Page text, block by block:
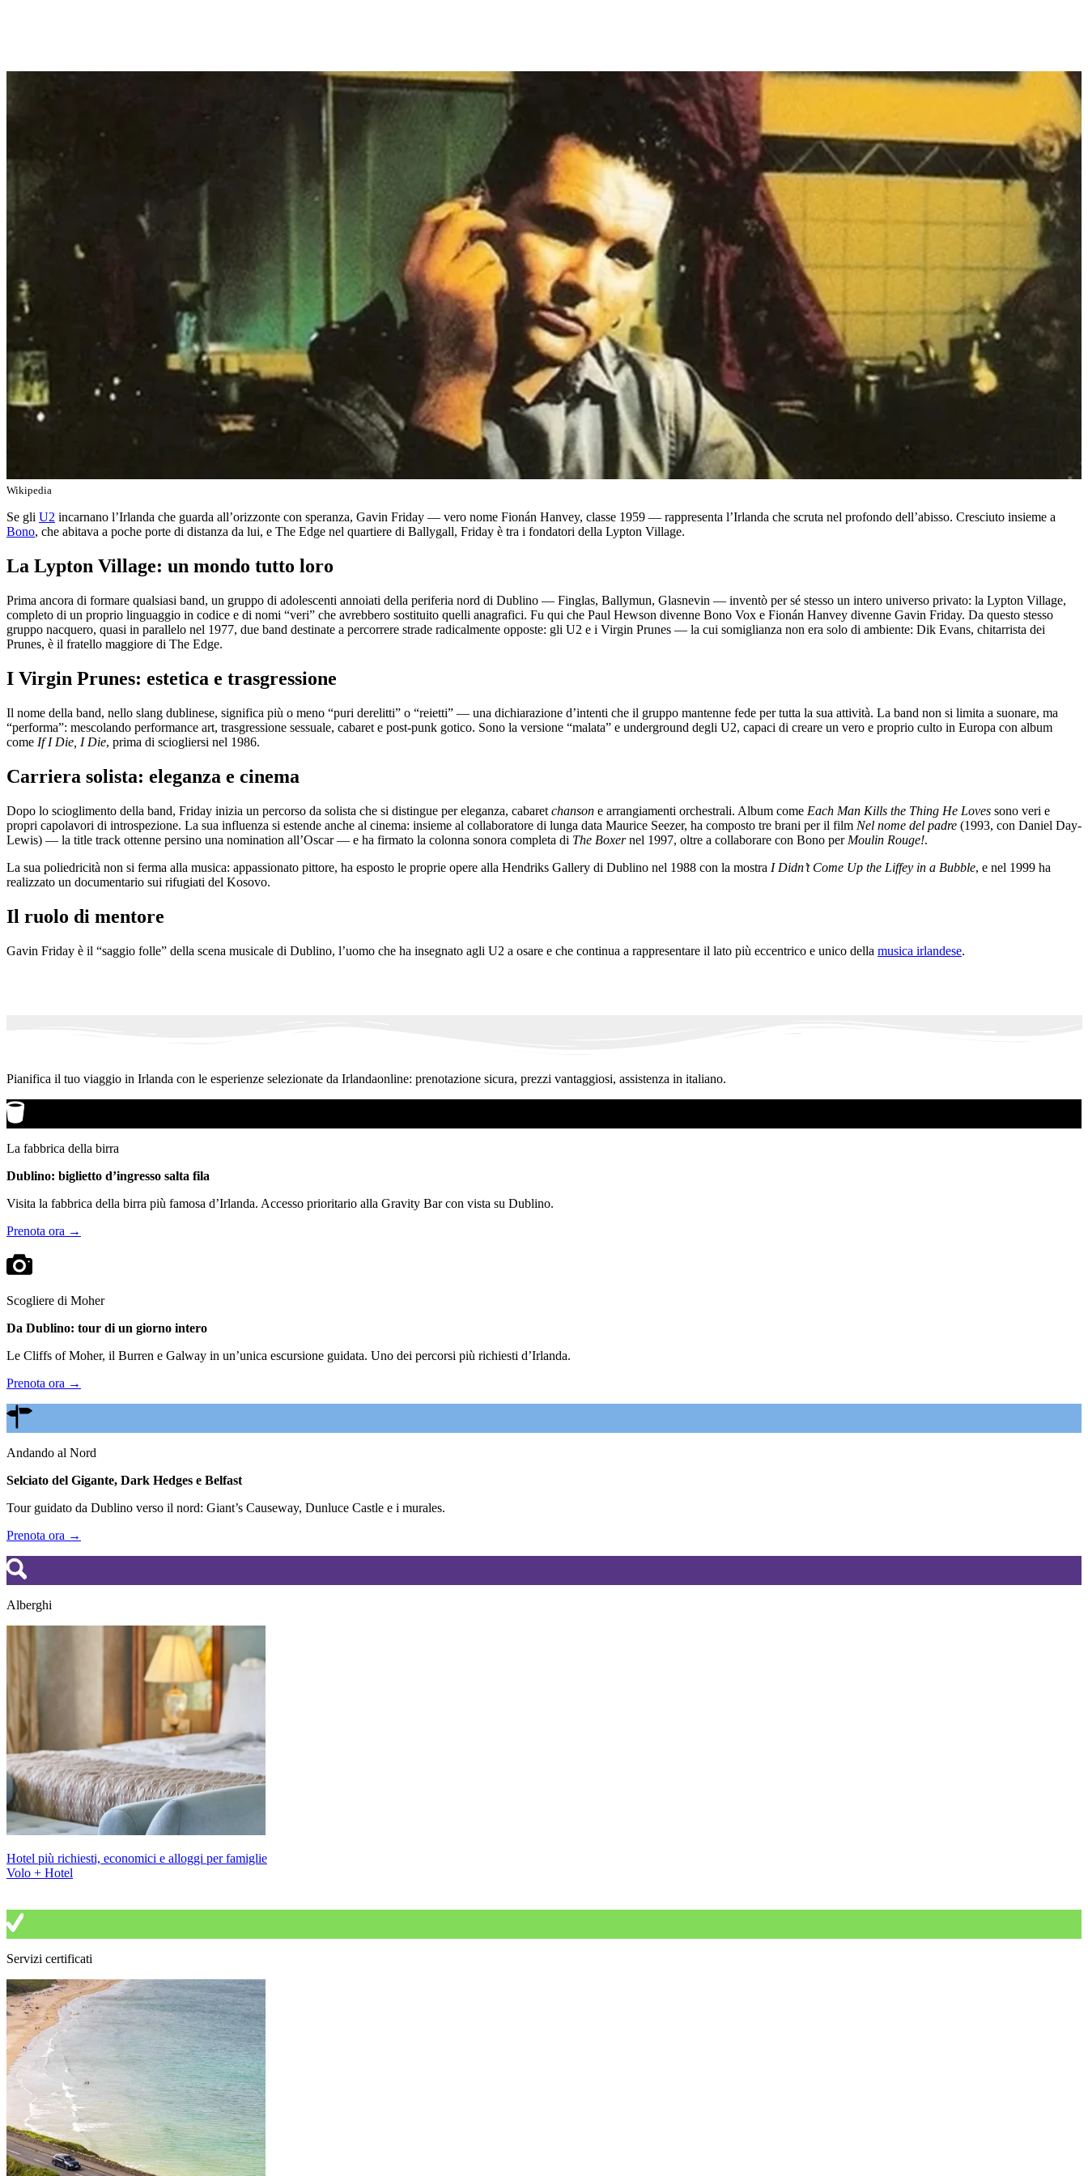
Wikipedia
Se gli U2 incarnano l’Irlanda che guarda all’orizzonte con speranza, Gavin Friday — vero nome Fionán Hanvey, classe 1959 — rappresenta l’Irlanda che scruta nel profondo dell’abisso. Cresciuto insieme a
Bono, che abitava a poche porte di distanza da lui, e The Edge nel quartiere di Ballygall, Friday è tra i fondatori della Lypton Village.
La Lypton Village: un mondo tutto loro
Prima ancora di formare qualsiasi band, un gruppo di adolescenti annoiati della periferia nord di Dublino — Finglas, Ballymun, Glasnevin — inventò per sé stesso un intero universo privato: la Lypton Village,
completo di un proprio linguaggio in codice e di nomi “veri” che avrebbero sostituito quelli anagrafici. Fu qui che Paul Hewson divenne Bono Vox e Fionán Hanvey divenne Gavin Friday. Da questo stesso
gruppo nacquero, quasi in parallelo nel 1977, due band destinate a percorrere strade radicalmente opposte: gli U2 e i Virgin Prunes — la cui somiglianza non era solo di ambiente: Dik Evans, chitarrista dei
Prunes, è il fratello maggiore di The Edge.
I Virgin Prunes: estetica e trasgressione
Il nome della band, nello slang dublinese, significa più o meno “puri derelitti” o “reietti” — una dichiarazione d’intenti che il gruppo mantenne fede per tutta la sua attività. La band non si limita a suonare, ma
“performa”: mescolando performance art, trasgressione sessuale, cabaret e post-punk gotico. Sono la versione “malata” e underground degli U2, capaci di creare un vero e proprio culto in Europa con album
come If I Die, I Die, prima di sciogliersi nel 1986.
Carriera solista: eleganza e cinema
Dopo lo scioglimento della band, Friday inizia un percorso da solista che si distingue per eleganza, cabaret chanson e arrangiamenti orchestrali. Album come Each Man Kills the Thing He Loves sono veri e
propri capolavori di introspezione. La sua influenza si estende anche al cinema: insieme al collaboratore di lunga data Maurice Seezer, ha composto tre brani per il film Nel nome del padre (1993, con Daniel Day-
Lewis) — la title track ottenne persino una nomination all’Oscar — e ha firmato la colonna sonora completa di The Boxernel 1997, oltre a collaborare con Bono per Moulin Rouge!.
La sua poliedricità non si ferma alla musica: appassionato pittore, ha esposto le proprie opere alla Hendriks Gallery di Dublino nel 1988 con la mostra I Didn’t Come Up the Liffey in a Bubble, e nel 1999 ha
realizzato un documentario sui rifugiati del Kosovo.
Il ruolo di mentore
Gavin Friday è il “saggio folle” della scena musicale di Dublino, l’uomo che ha insegnato agli U2 a osare e che continua a rappresentare il lato più eccentrico e unico della musica irlandese.
Pianifica il tuo viaggio in Irlanda con le esperienze selezionate da Irlandaonline: prenotazione sicura, prezzi vantaggiosi, assistenza in italiano.
La fabbrica della birra
Dublino: biglietto d’ingresso salta fila
Visita la fabbrica della birra più famosa d’Irlanda. Accesso prioritario alla Gravity Bar con vista su Dublino.
Prenota ora →
Scogliere di Moher
Da Dublino: tour di un giorno intero
Le Cliffs of Moher, il Burren e Galway in un’unica escursione guidata. Uno dei percorsi più richiesti d’Irlanda.
Prenota ora →
Andando al Nord
Selciato del Gigante, Dark Hedges e Belfast
Tour guidato da Dublino verso il nord: Giant’s Causeway, Dunluce Castle e i murales.
Prenota ora →
Alberghi
Hotel più richiesti, economici e alloggi per famiglie
Volo + Hotel
Servizi certificati